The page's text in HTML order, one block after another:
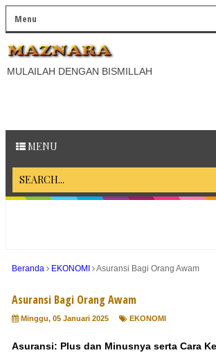
MULAILAH DENGAN BISMILLAH
MENU
Beranda EKONOMI Asuransi Bagi Orang Awam
Asuransi Bagi Orang Awam
Minggu, 05 Januari 2025 EKONOMI
Asuransi: Plus dan Minusnya serta Cara